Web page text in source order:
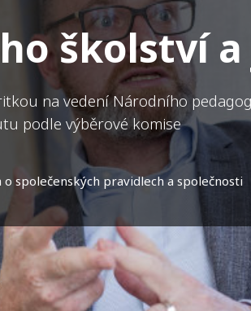
školství
na vedení Národního
podle výběrové komise
společenských pravidlech a společnosti